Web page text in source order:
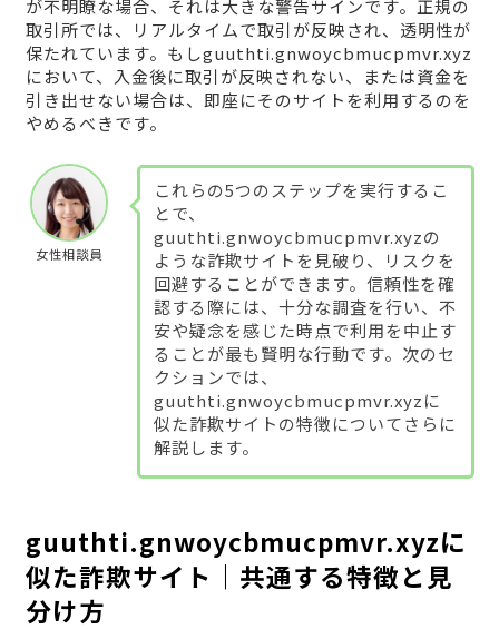
が不明瞭な場合、それは大きな警告サインです。正規の
取引所では、リアルタイムで取引が反映され、透明性が
保たれています。もしguuthti.gnwoycbmucpmvr.xyz
において、入金後に取引が反映されない、または資金を
引き出せない場合は、即座にそのサイトを利用するのを
やめるべきです。
女性相談員
これらの5つのステップを実行するこ
とで、
guuthti.gnwoycbmucpmvr.xyzの
ような詐欺サイトを見破り、リスクを
回避することができます。信頼性を確
認する際には、十分な調査を行い、不
安や疑念を感じた時点で利用を中止す
ることが最も賢明な行動です。次のセ
クションでは、
guuthti.gnwoycbmucpmvr.xyzに
似た詐欺サイトの特徴についてさらに
解説します。
guuthti.gnwoycbmucpmvr.xyzに
似た詐欺サイト｜共通する特徴と見
分け方